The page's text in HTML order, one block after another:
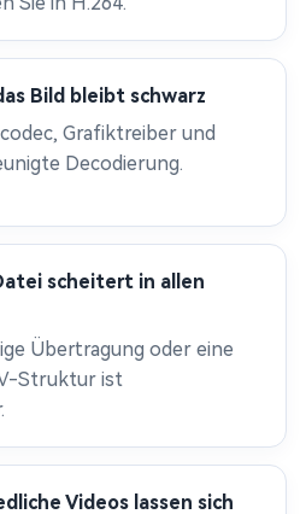
Bild bleibt schwarz
Grafiktreiber und
Decodierung.
scheitert in allen
Übertragung oder eine
Struktur ist
Videos lassen sich